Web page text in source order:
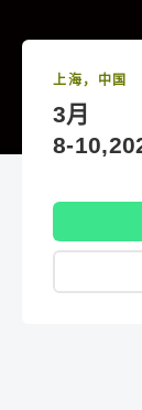
上海，中国
3月
8-